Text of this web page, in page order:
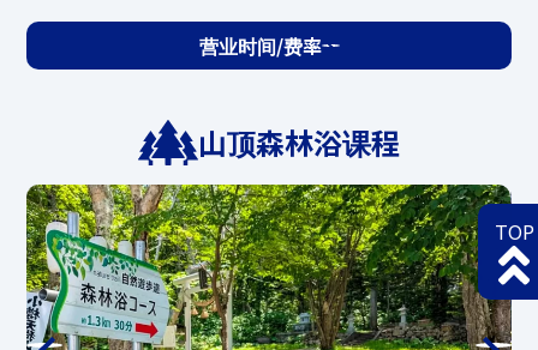
营业时间/费率
山顶森林浴课程
天狗山滑块
营业期间
5月23日（周六）～10月12日（周一·节假
日）
滚动
TOP